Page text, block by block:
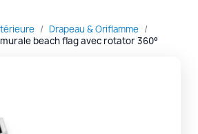
Drapeau & Oriflamme
beach flag avec rotator 360°